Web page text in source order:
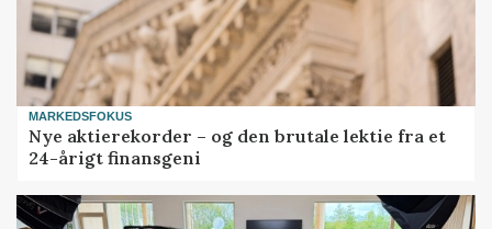
MARKEDSFOKUS
Nye aktierekorder – og den brutale lektie fra et
24-årigt finansgeni